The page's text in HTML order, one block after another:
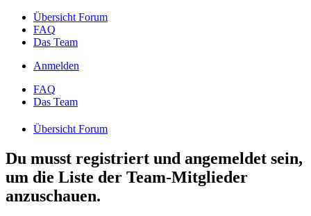
Übersicht Forum
FAQ
Das Team
Anmelden
FAQ
Das Team
Übersicht Forum
Du musst registriert und angemeldet sein,
um die Liste der Team-Mitglieder
anzuschauen.